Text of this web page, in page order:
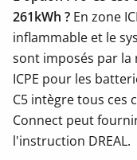
261kWh ? En zone
inflammable et le
sont imposés par
ICPE pour les
C5 intègre tous ces
Connect peut
l'instruction DREAL.